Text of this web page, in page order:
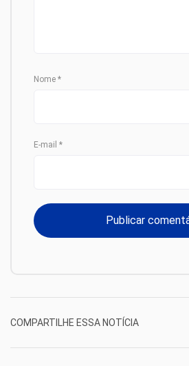
Nome *
E-mail *
COMPARTILHE ESSA NOTÍCIA